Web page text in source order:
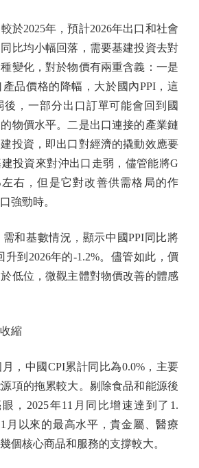
2025年，預計2026年出口和社會
比均小幅回落，需要基建投資去對
變化，對於物價有兩重含義：一是
品價格的降幅，大於國內PPI，這
後，一部分出口訂單可能會回到國
物價水平。二是出口連接的產業鏈
投資，即出口對經濟的撬動效應要
投資來對沖出口走弱，儘管能將G
右，但是它對改善供需格局的作
強勁時。
基數情況，顯示中國PPI同比將
升到2026年的-1.2%。儘管如此，價
低位，微觀主體對物價改善的體感
縮
中國CPI累計同比為0.0%，主要
項的拖累較大。剔除食品和能源後
，2025年11月同比增速達到了1.
月以來的最高水平，貴金屬、醫療
個核心商品和服務的支撐較大。